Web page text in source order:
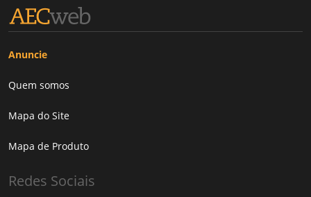
Anuncie
Quem somos
Mapa do Site
Mapa de Produto
Redes Sociais